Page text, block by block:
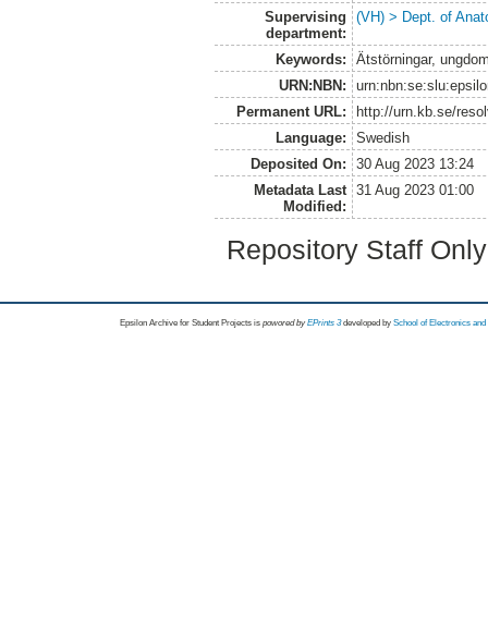
Supervising
department:
(VH) > Dept. of
Keywords:
Ätstörningar,
URN:NBN:
Permanent URL:
http://urn.kb.se/
Language:
Swedish
Deposited On:
30 Aug 2023 13:24
Metadata Last
Modified:
31 Aug 2023 01:00
Repository Staff
Epsilon Archive for Student Projects is powored byEPrints 3 developed by School of Electronics